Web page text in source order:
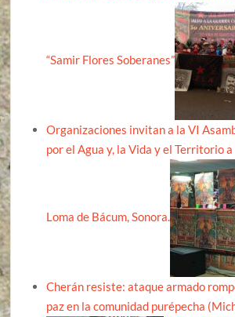
“Samir Flores Soberanes”
Organizaciones invitan a la VI
por el Agua y, la Vida y el Territorio
Loma de Bácum, Sonora.
Cherán resiste: ataque armado
paz en la comunidad purépecha